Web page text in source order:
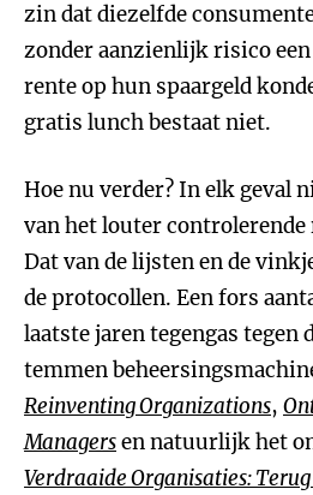
zin dat diezelfde
zonder aanzienlijk risico
rente op hun spaargeld
gratis lunch bestaat niet.
Hoe nu verder? In elk geval
van het louter
Dat van de lijsten en de
de protocollen. Een fors
laatste jaren tegengas tegen
temmen
Reinventing Organizations,
Managersen natuurlijk het
Verdraaide Organisaties: